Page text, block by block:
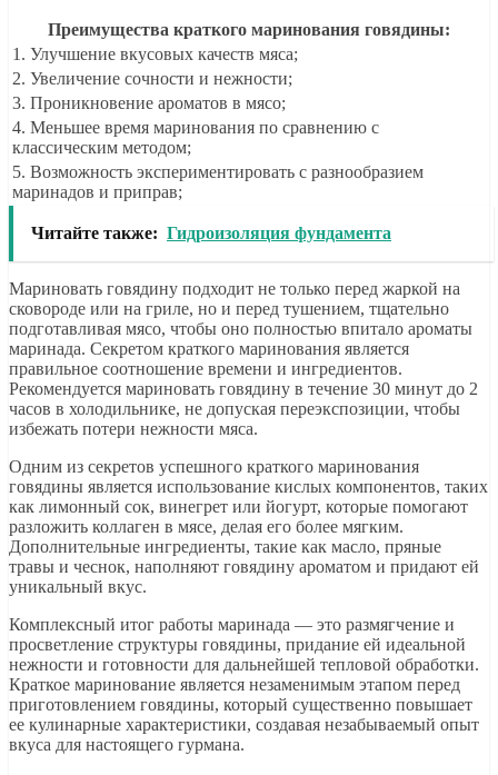
Преимущества краткого маринования говядины:
1. Улучшение вкусовых качеств мяса;
2. Увеличение сочности и нежности;
3. Проникновение ароматов в мясо;
4. Меньшее время маринования по сравнению с
классическим методом;
5. Возможность экспериментировать с разнообразием
маринадов и приправ;
Читайте также: Гидроизоляция фундамента
Мариновать говядину подходит не только перед жаркой на
сковороде или на гриле, но и перед тушением, тщательно
подготавливая мясо, чтобы оно полностью впитало ароматы
маринада. Секретом краткого маринования является
правильное соотношение времени и ингредиентов.
Рекомендуется мариновать говядину в течение 30 минут до 2
часов в холодильнике, не допуская переэкспозиции, чтобы
избежать потери нежности мяса.
Одним из секретов успешного краткого маринования
говядины является использование кислых компонентов, таких
как лимонный сок, винегрет или йогурт, которые помогают
разложить коллаген в мясе, делая его более мягким.
Дополнительные ингредиенты, такие как масло, пряные
травы и чеснок, наполняют говядину ароматом и придают ей
уникальный вкус.
Комплексный итог работы маринада — это размягчение и
просветление структуры говядины, придание ей идеальной
нежности и готовности для дальнейшей тепловой обработки.
Краткое маринование является незаменимым этапом перед
приготовлением говядины, который существенно повышает
ее кулинарные характеристики, создавая незабываемый опыт
вкуса для настоящего гурмана.